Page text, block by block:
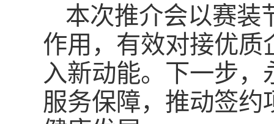
本次推介会以赛装
作用，有效对接优质
入新动能。下一步
服务保障，推动签